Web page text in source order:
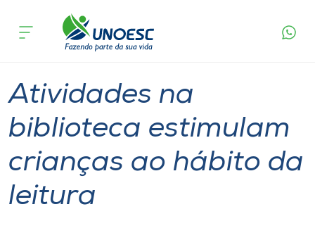
Cursos
Pesquisa
Atendimento ao Estudante
Portal de Ensino
acontece
Atividades na
biblioteca estimulam
crianças ao hábito da
leitura